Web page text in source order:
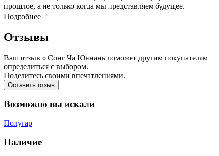
прошлое, а не только когда мы представляем будущее.
Подробнее
Отзывы
Ваш отзыв о Сонг Ча Юннань поможет другим покупателям
определиться с выбором.
Поделитесь своими впечатлениями.
Оставить отзыв
Возможно вы искали
Полугар
Наличие